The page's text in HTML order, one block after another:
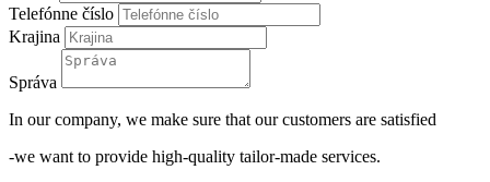
Telefónne číslo
Krajina
Správa
In our company, we make sure that our customers are satisfied
-we want to provide high-quality tailor-made services.